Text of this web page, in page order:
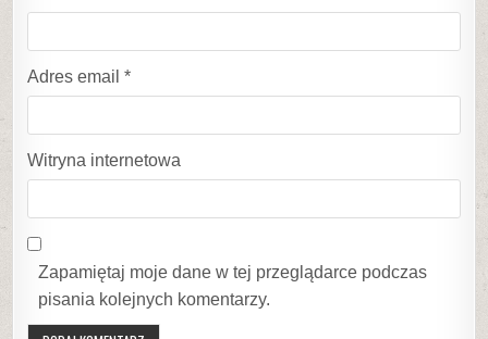
Adres email*
Witryna internetowa
Zapamiętaj moje dane w tej przeglądarce podczas
pisania kolejnych komentarzy.